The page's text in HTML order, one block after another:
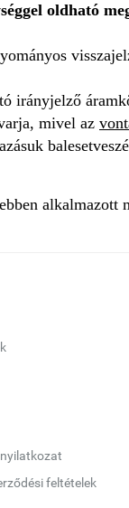
oldható
irányjelző
mivel az
alkalmazott
feltételek